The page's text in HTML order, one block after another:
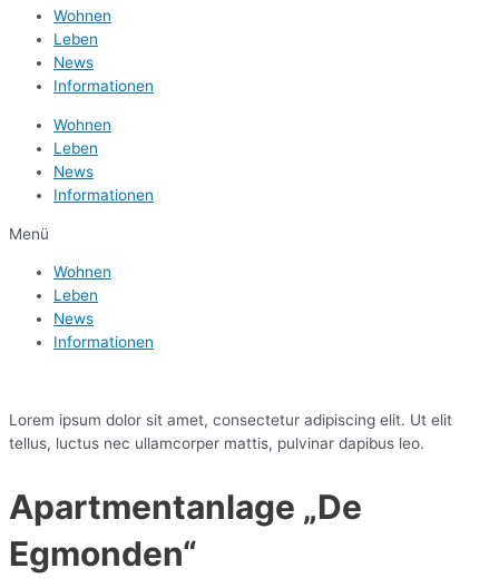
Wohnen
Leben
News
Informationen
Wohnen
Leben
News
Informationen
Menü
Wohnen
Leben
News
Informationen
Lorem ipsum dolor sit amet, consectetur adipiscing elit. Ut elit
tellus, luctus nec ullamcorper mattis, pulvinar dapibus leo.
Apartmentanlage „De
Egmonden“